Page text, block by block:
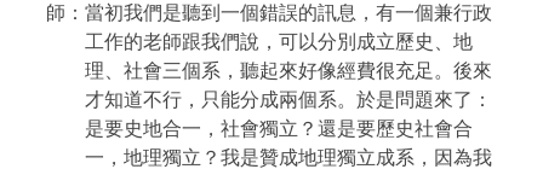
師：當初我們是聽到一個錯誤的訊息，有一個兼行政
工作的老師跟我們說，可以分別成立歷史、地
理、社會三個系，聽起來好像經費很充足。後來
才知道不行，只能分成兩個系。於是問題來了：
是要史地合一，社會獨立？還是要歷史社會合
一，地理獨立？我是贊成地理獨立成系，因為我